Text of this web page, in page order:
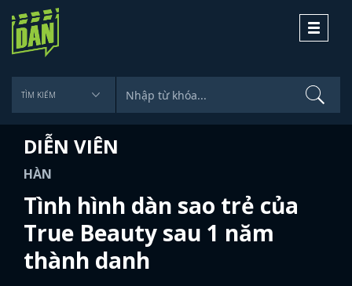
Toggle
DIỄN VIÊN
HÀN
Tình hình dàn sao trẻ của
True Beauty sau 1 năm
thành danh